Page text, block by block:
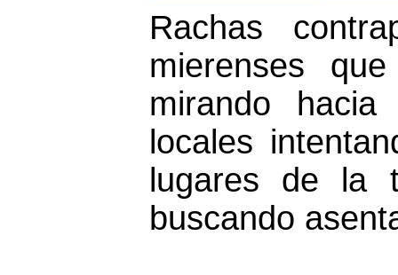
Rachas
mierenses
mirando
locales
lugares de la
buscando